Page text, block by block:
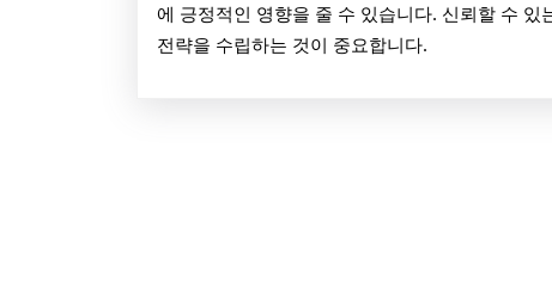
에 긍정적인 영향을 줄 수 있습니다. 신뢰할 수
전략을 수립하는 것이 중요합니다.